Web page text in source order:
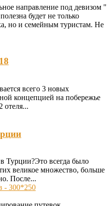
направление под девизом "
будет не только
но и семейным туристам. Не
всего 3 новых
концепцией на побережье
отеля...
Турции?Это всегда было
великое множество, больше
После...